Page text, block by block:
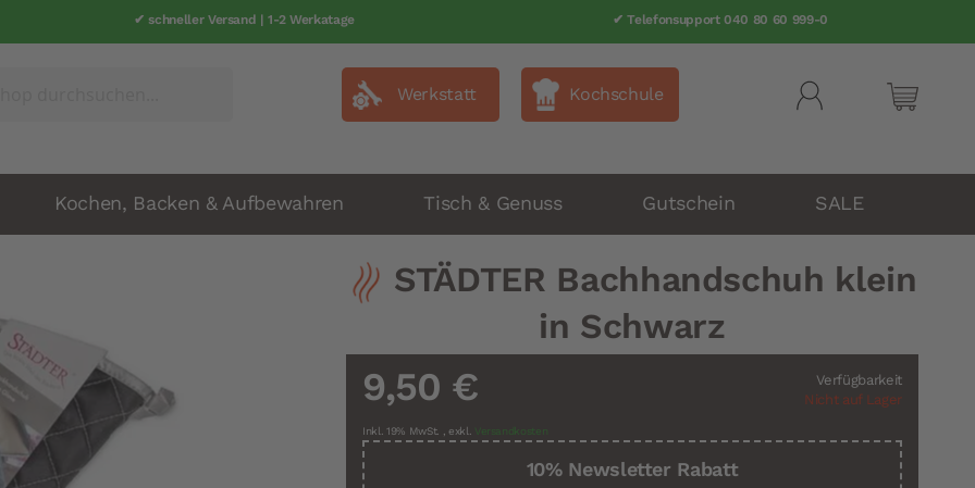
✔ schneller Versand | 1-2 Werkatage ✔ Telefonsupport 040 80 60 999-0
Mein
Werkstatt Kochschule
Kochen, Backen & Aufbewahren Tisch & Genuss Gutschein SALE
STÄDTER Bachhandschuh klein
in Schwarz
Verfügbarkeit
Nicht auf Lager
9,50 €
Inkl. 19% MwSt. , exkl. Versandkosten
10% Newsletter Rabatt